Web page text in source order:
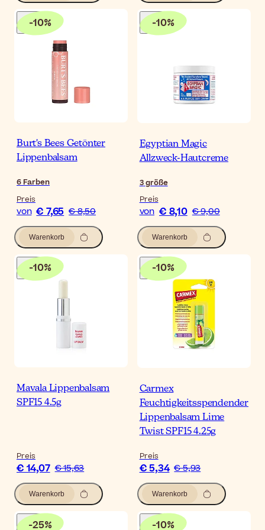
-10%
Burt's Bees Getönter
Lippenbalsam
6 Farben
Preis
von € 7,65 € 8,50
Warenkorb
-10%
Egyptian Magic
Allzweck-Hautcreme
3größe
Preis
von € 8,10 € 9,00
Warenkorb
-10%
Mavala Lippenbalsam
SPF15 4.5g
Preis
€ 14,07 € 15,63
Warenkorb
-10%
Carmex
Feuchtigkeitsspendender
Lippenbalsam Lime
Twist SPF15 4.25g
Preis
€ 5,34 € 5,93
Warenkorb
-25% -10%